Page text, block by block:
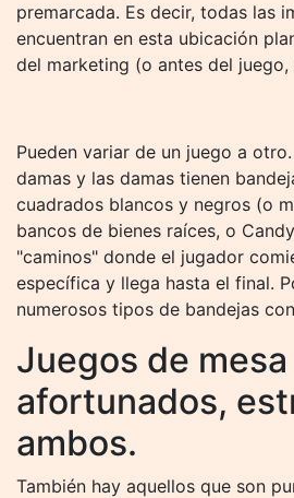
premarcada. Es decir, todas las
encuentran en esta ubicación
del marketing (o antes del
Pueden variar de un juego a
damas y las damas tienen
cuadrados blancos y negros (o
bancos de bienes raíces, o
"caminos" donde el jugador
específica y llega hasta el final.
numerosos tipos de bandejas
Juegos de mesa
afortunados,
ambos.
También hay aquellos que son